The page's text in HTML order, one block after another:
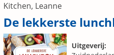
Kitchen, Leanne
De lekkerste
Uitgeverij: